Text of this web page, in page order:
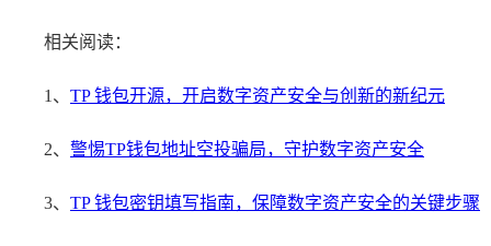
相关阅读：
1、 TP 钱包开源，开启数字资产安全与创新的新纪元
2、 警惕TP钱包地址空投骗局，守护数字资产安全
3、 TP 钱包密钥填写指南，保障数字资产安全的关键步骤